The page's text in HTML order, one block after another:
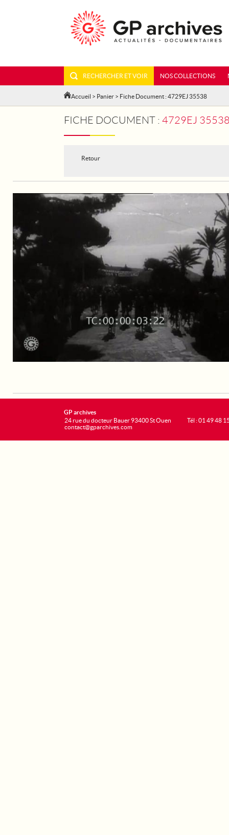
RECHERCHER ET VOIR NOS COLLECTIONS
Accueil > Panier > Fiche Document : 4729EJ 35538
FICHE DOCUMENT : 4729EJ 35538
Retour
GP archives
24 rue du docteur Bauer 93400 St Ouen
contact@gparchives.com
Tél : 01 49 48